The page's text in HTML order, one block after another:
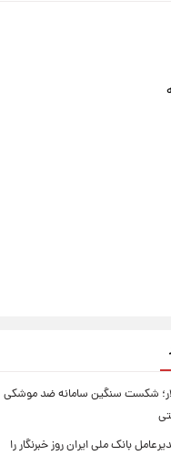
شکست سنگین سامانه ضد موشکی
بانک ملی ایران روز خبرنگار را